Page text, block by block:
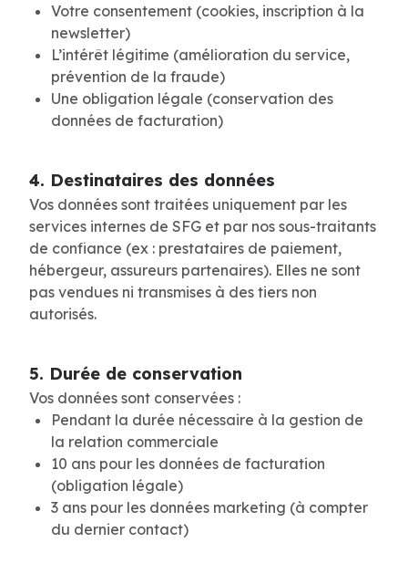
Votre consentement (cookies, inscription à la
newsletter)
L’intérêt légitime (amélioration du service,
prévention de la fraude)
Une obligation légale (conservation des
données de facturation)
4. Destinataires des données
Vos données sont traitées uniquement par les
services internes de SFG et par nos sous-traitants
de confiance (ex : prestataires de paiement,
hébergeur, assureurs partenaires). Elles ne sont
pas vendues ni transmises à des tiers non
autorisés.
5. Durée de conservation
Vos données sont conservées :
Pendant la durée nécessaire à la gestion de
la relation commerciale
10 ans pour les données de facturation
(obligation légale)
3 ans pour les données marketing (à compter
du dernier contact)